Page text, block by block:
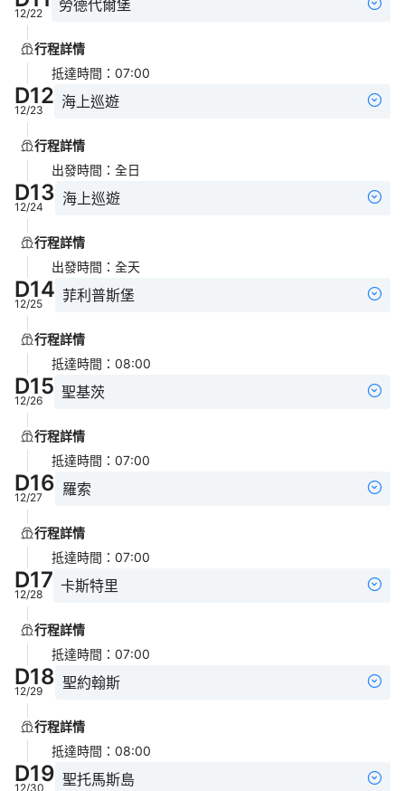
12/22 勞德代爾堡
行程詳情
抵達時間 ： 07:00
D12
12/23 海上巡遊
行程詳情
出發時間 ： 全日
D13
12/24 海上巡遊
行程詳情
出發時間 ： 全天
D14
12/25 菲利普斯堡
行程詳情
抵達時間 ： 08:00
D15
12/26 聖基茨
行程詳情
抵達時間 ： 07:00
D16
12/27 羅索
行程詳情
抵達時間 ： 07:00
D17
12/28 卡斯特里
行程詳情
抵達時間 ： 07:00
D18
12/29 聖約翰斯
行程詳情
抵達時間 ： 08:00
D19
12/30 聖托馬斯島